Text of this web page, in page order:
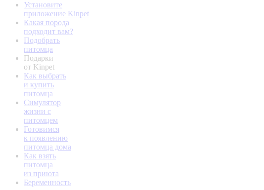
Установите
приложение Kinpet
Какая порода
подходит вам?
Подобрать
питомца
Подарки
от Kinpet
Как выбрать
и купить
питомца
Симулятор
жизни с
питомцем
Готовимся
к появлению
питомца дома
Как взять
питомца
из приюта
Беременность